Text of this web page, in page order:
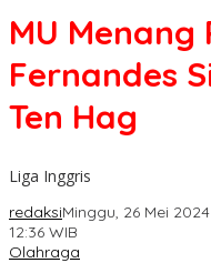
MU Menang
Fernandes
Ten Hag
Liga Inggris
redaksiMinggu, 26 Mei
12:36 WIB
Olahraga